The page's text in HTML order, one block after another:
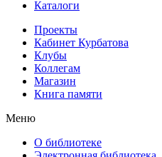
Каталоги
Проекты
Кабинет Курбатова
Клубы
Коллегам
Магазин
Книга памяти
Меню
О библиотеке